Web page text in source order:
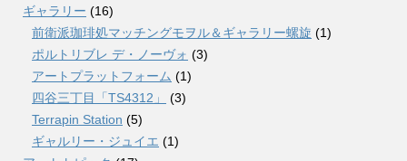
ギャラリー (16)
前衛派珈琲処マッチングモヲル＆ギャラリー螺旋 (1)
ポルトリブレ デ・ノーヴォ (3)
アートプラットフォーム (1)
四谷三丁目「TS4312」
(3)
Terrapin Station (5)
ギャルリー・ジュイエ (1)